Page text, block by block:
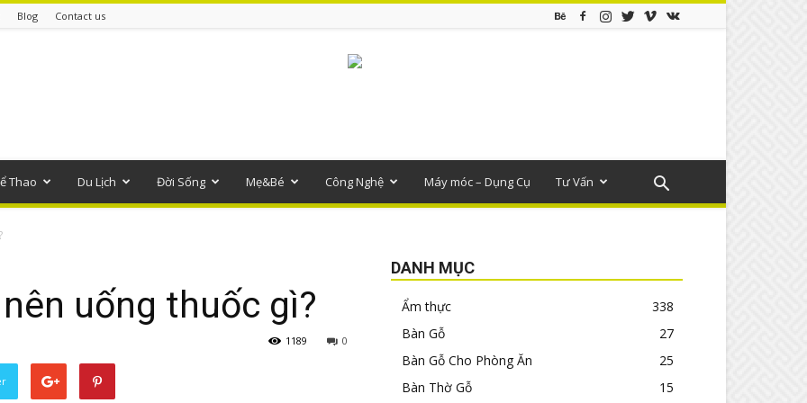
Blog Contact us
Thao Du Lịch Đời Sống Mẹ&Bé Công Nghệ Máy móc – Dụng Cụ Tư Vấn
uống thuốc gì?
0
1189
DANH MỤC
Ẩm thực
338
Bàn Gỗ
27
Bàn Gỗ Cho Phòng Ăn
25
Bàn Thờ Gỗ
15